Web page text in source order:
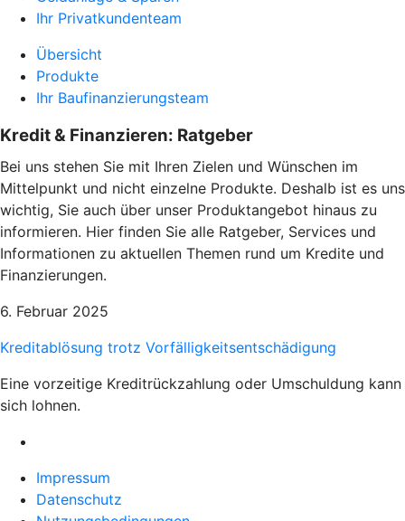
Ihr Privatkundenteam
Übersicht
Produkte
Ihr Baufinanzierungsteam
Kredit & Finanzieren: Ratgeber
Bei uns stehen Sie mit Ihren Zielen und Wünschen im
Mittelpunkt und nicht einzelne Produkte. Deshalb ist es uns
wichtig, Sie auch über unser Produktangebot hinaus zu
informieren. Hier finden Sie alle Ratgeber, Services und
Informationen zu aktuellen Themen rund um Kredite und
Finanzierungen.
6. Februar 2025
Kreditablösung trotz Vorfälligkeitsentschädigung
Eine vorzeitige Kreditrückzahlung oder Umschuldung kann
sich lohnen.
Impressum
Datenschutz